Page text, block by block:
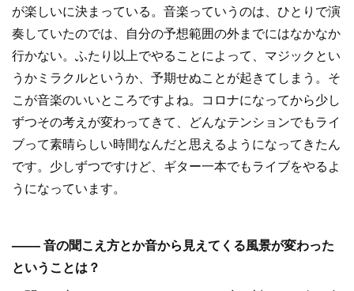
が楽しいに決まっている。音楽っていうのは、ひとりで演
奏していたのでは、自分の予想範囲の外までにはなかなか
行かない。ふたり以上でやることによって、マジックとい
うかミラクルというか、予期せぬことが起きてしまう。そ
こが音楽のいいところですよね。コロナになってから少し
ずつその考えが変わってきて、どんなテンションでもライ
ブって素晴らしい時間なんだと思えるようになってきたん
です。少しずつですけど、ギター一本でもライブをやるよ
うになっています。
–––– 音の聞こえ方とか音から見えてくる風景が変わった
ということは？